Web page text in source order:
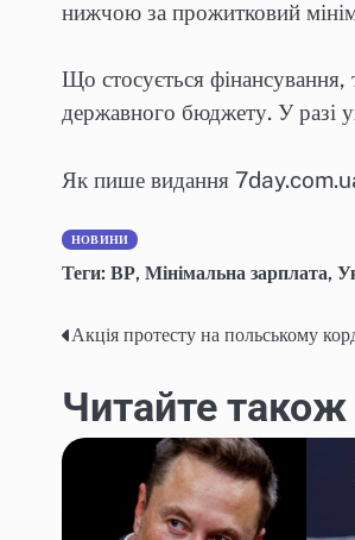
нижчою за прожитковий
Що стосується фінансування,
державного бюджету. У разі
Як пише видання
НОВИНИ
Теги: ВР, Мінімальна зарплата,
Навігація
записів
Акція протесту на польському
Читайте також